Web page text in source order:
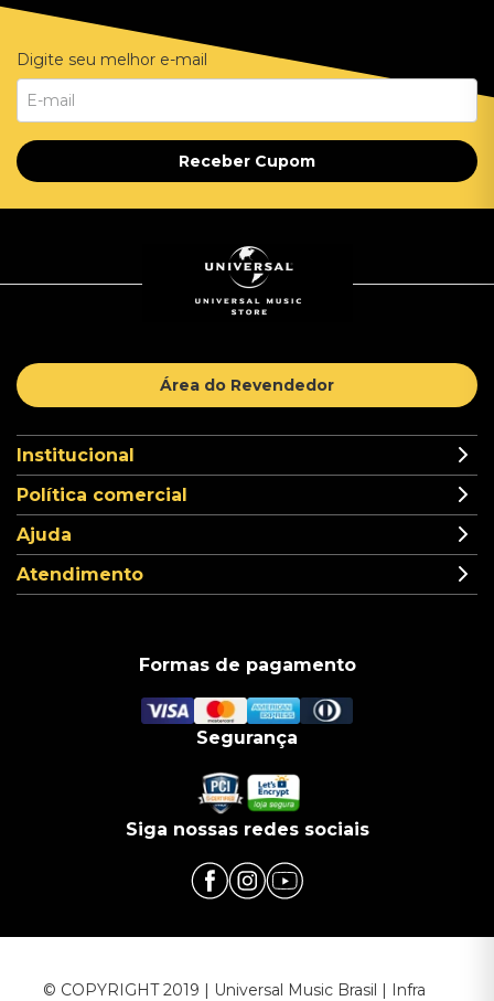
Digite seu melhor e-mail
Receber Cupom
Área do Revendedor
Institucional
Política comercial
Ajuda
Atendimento
Formas de pagamento
Segurança
Siga nossas redes sociais
© COPYRIGHT 2019 | Universal Music Brasil | Infra